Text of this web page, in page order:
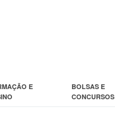
E
BOLSAS E
CONCURSOS